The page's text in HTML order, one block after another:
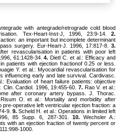
with antegrade/retrograde cold blood
Tex-Heart-Inst-J, 1996, 23:9-14.2.
an important but incomplete determinant
surgery. Eur-Heart-J. 1996, 17:817-8.3.
revascularisation in patients with poor left
61:1428-34.4. Dietl C. et al.: Efficacy and
patients with ejection fractionof 0.25 or less.
Y. et al.: Myocardial revascularisation for
influencing early and late survival. Cardivasc.
Evaluation of heart failure patients: objective
Cardiol. 1996, 19:455-60. 7.Rao V. et al.:
after coronary artery bypass. J. Thorac.
O. et al.: Mortality and morbidity after
operative left ventricular ejection fraction: a
9. 9.Scheld H. et al.: Operations in limited left
85 Supp. 6, 287-301. 10.Wechsler A.:
with an ejection fraction of twenty percent or
1000.